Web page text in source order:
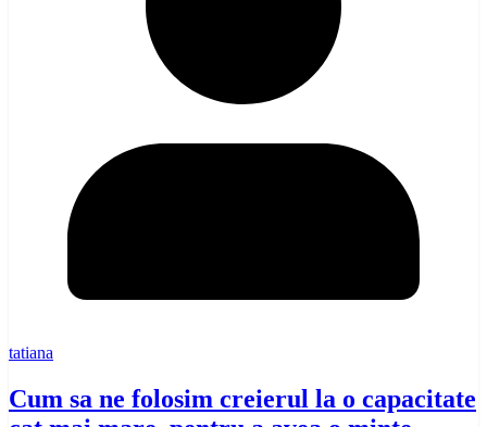
tatiana
Cum sa ne folosim creierul la o capacitate